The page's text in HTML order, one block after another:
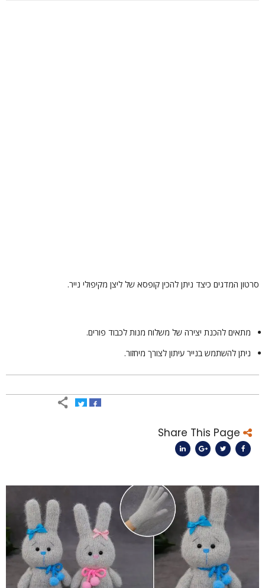
המדגים כיצד ניתן להכין קופסא של ליצן מקיפולי נייר.
מתאים להכנת יצירה של משלוח מנות לכבוד פורים.
ניתן להשתמש בנייר עיתון לצורך מיחזור.
Share This Page